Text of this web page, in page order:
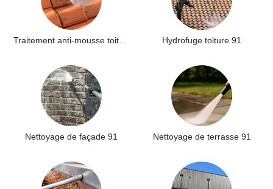
Hydrofuge toiture 91
Nettoyage de façade 91 Nettoyage de terrasse 91